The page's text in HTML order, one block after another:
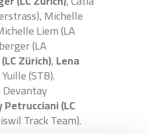
Michelle
Liem (LA
(LA
Zürich),Lena
(STB).
Petrucciani (LC
Track Team).